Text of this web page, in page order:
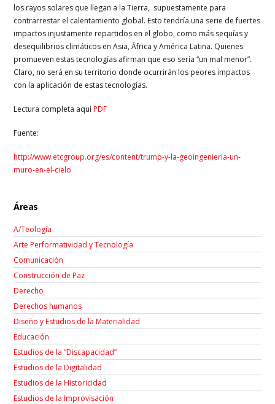
los rayos solares que llegan a la Tierra, supuestamente para
contrarrestar el calentamiento global. Esto tendría una serie de fuertes
impactos injustamente repartidos en el globo, como más sequías y
desequilibrios climáticos en Asia, África y América Latina. Quienes
promueven estas tecnologías afirman que eso sería “un mal menor”.
Claro, no será en su territorio donde ocurrirán los peores impactos
con la aplicación de estas tecnologías.
Lectura completa aquíPDF
Fuente:
http://www.etcgroup.org/es/content/trump-y-la-geoingenieria-un-
muro-en-el-cielo
Áreas
A/Teología
Arte Performatividad y Tecnología
Comunicación
Construcción de Paz
Derecho
Derechos humanos
Diseño y Estudios de la Materialidad
Educación
Estudios de la “Discapacidad”
Estudios de la Digitalidad
Estudios de la Historicidad
Estudios de la Improvisación